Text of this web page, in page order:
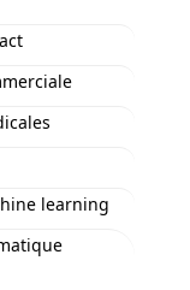
learning